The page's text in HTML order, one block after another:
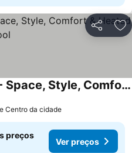
Partilhar
Sunrise Holiday Home - Space, Style, Comfort & Heated Pool
Centro da cidade
preços
Ver preços